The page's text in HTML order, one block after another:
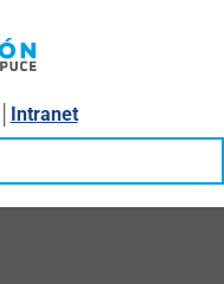
Intranet